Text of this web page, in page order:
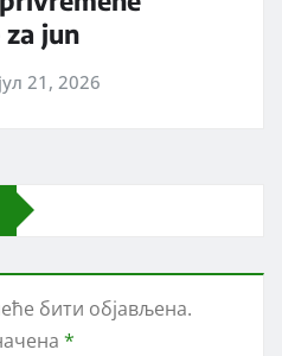
jun
јул 21, 2026
бити објављена.
*